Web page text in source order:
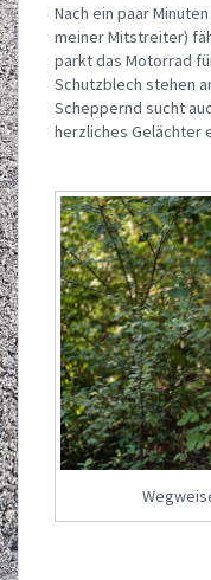
Nach ein paar
meiner Mitstreiter)
parkt das Motorrad
Schutzblech stehen
Scheppernd sucht
herzliches Gelächter